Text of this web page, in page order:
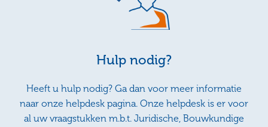
Hulp nodig?
Heeft u hulp nodig? Ga dan voor meer informatie
naar onze helpdesk pagina. Onze helpdesk is er voor
al uw vraagstukken m.b.t. Juridische, Bouwkundige